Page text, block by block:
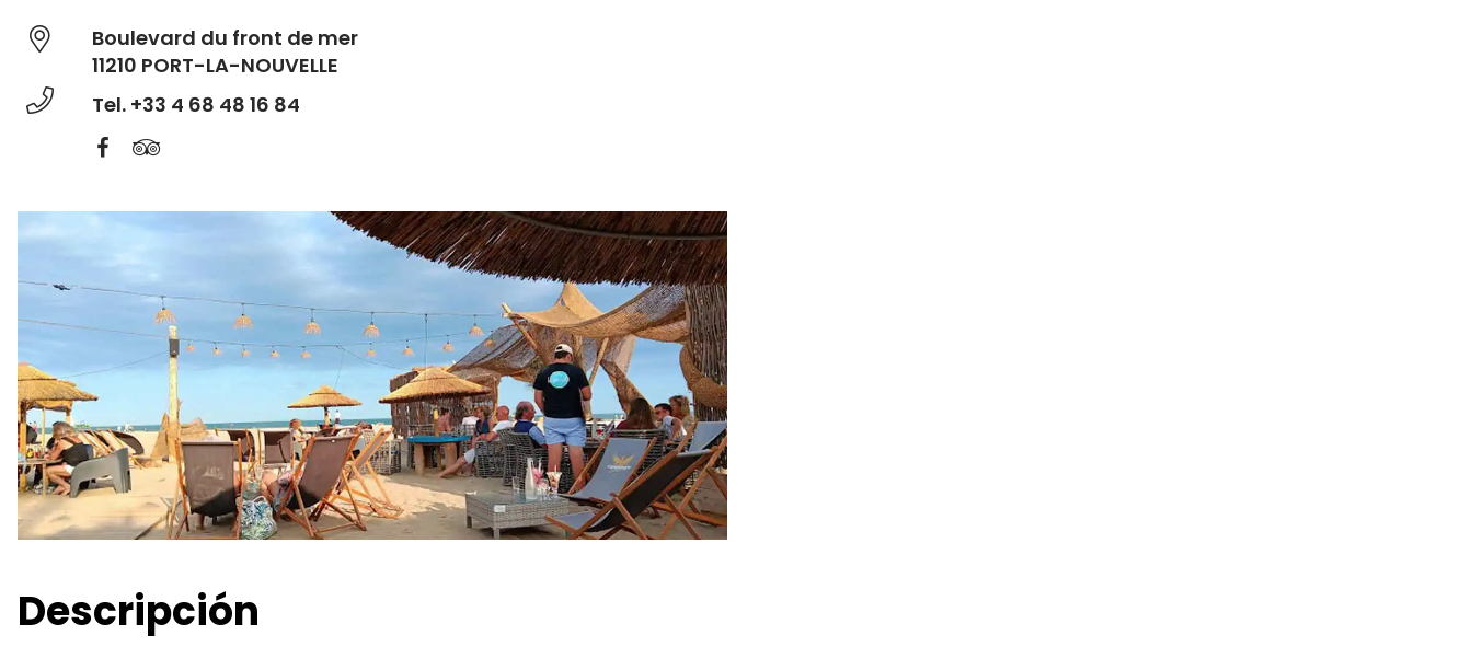
Boulevard du front de mer
11210 PORT-LA-NOUVELLE
Tel. +33 4 68 48 16 84
Descripción